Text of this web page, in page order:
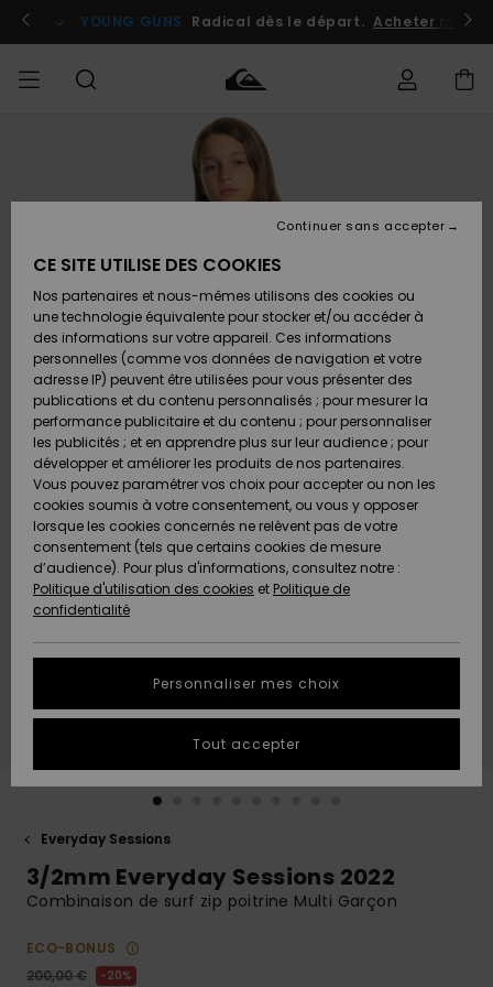
l'information
le
Se connecter / s'inscrire
YOUNG GUNS Radical dès le départ. Acheter
Vêtements
Chaussures
& Tongs
Surf
Snow
Nouveautés
A
Découvrir
Vêtements
Chaussures
& Tongs
Surf
Snow
Nouveautés
A
Découvrir
FEMME
Shop
A
Découvrir
Snow
SURF
Surf
Shop
Homme
Surf
Shop
Enfant
Highlights
Communauté
SNOW
Snow
Shop
Homme
Snow
Shop
Enfant
Snow
Shop
Femme
A
Découvrir
Communauté
OUTLET
Outlet
Homme
Enfant
Outlet
Femme
AIDE &
CONTACT
Accéder à
commande
Retours
Paiement
Carte
Cadeau
Quiksilver
Freedom
Protection
des
tailles
conversation
obtenir la
plus rapide
à votre
question.
MAGASINS
QUIKSILVER
Everyday Sessions
3/2mm Everyday Sessions 2022
Combinaison de surf zip poitrine Multi Garçon
ECO-BONUS
200,00 €
20%
CE SITE UTILISE DES COOKIES
Nos partenaires et nous-mêmes utilisons des cookies ou
une technologie équivalente pour stocker et/ou accéder à
des informations sur votre appareil. Ces informations
personnelles (comme vos données de navigation et votre
adresse IP) peuvent être utilisées pour vous présenter des
publications et du contenu personnalisés ; pour mesurer la
performance publicitaire et du contenu ; pour personnaliser
les publicités ; et en apprendre plus sur leur audience ; pour
développer et améliorer les produits de nos partenaires.
Vous pouvez paramétrer vos choix pour accepter ou non les
cookies soumis à votre consentement, ou vous y opposer
lorsque les cookies concernés ne relèvent pas de votre
consentement (tels que certains cookies de mesure
d’audience). Pour plus d'informations, consultez notre :
Politique d'utilisation des cookies et Politique de
confidentialité
Personnaliser mes choix
Continuer sans accepter
Tout accepter